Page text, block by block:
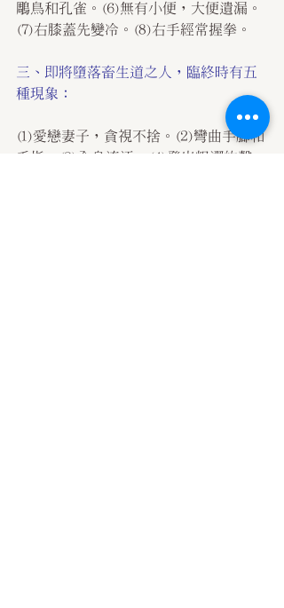
鵰鳥和孔雀。(6)無有小便，大便遺漏。
(7)右膝蓋先變冷。(8)右手經常握拳。
三、即將墮落畜生道之人，臨終時有五
種現象：
(1)愛戀妻子，貪視不捨。(2)彎曲手腳和
手指。(3)全身流汗。(4)發出粗澀的聲